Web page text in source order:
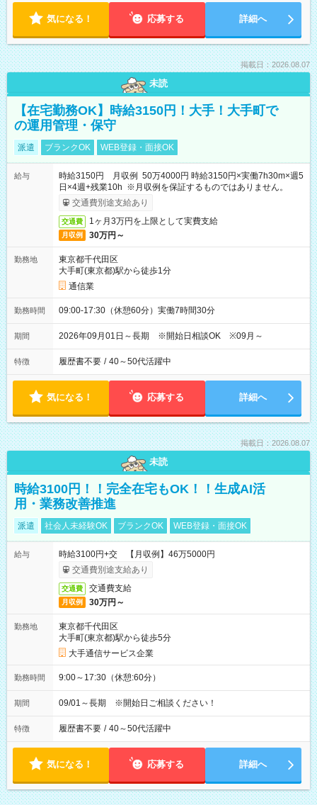
気になる！ 応募する 詳細へ
掲載日：2026.08.07
未読
【在宅勤務OK】時給3150円！大手！大手町で
の運用管理・保守
派遣 ブランクOK WEB登録・面接OK
給与
時給3150円 月収例 50万4000円 時給3150円×実働7h30m×週5
日×4週+残業10h ※月収例を保証するものではありません。
交通費別途支給あり
交通費 1ヶ月3万円を上限として実費支給
月収例 30万円～
勤務地
東京都千代田区
大手町(東京都)駅から徒歩1分
通信業
勤務時間 09:00-17:30（休憩60分）実働7時間30分
期間 2026年09月01日～長期 ※開始日相談OK ※09月～
特徴 履歴書不要 / 40～50代活躍中
気になる！ 応募する 詳細へ
掲載日：2026.08.07
未読
時給3100円！！完全在宅もOK！！生成AI活
用・業務改善推進
派遣 社会人未経験OK ブランクOK WEB登録・面接OK
給与
時給3100円+交 【月収例】46万5000円
交通費別途支給あり
交通費 交通費支給
月収例 30万円～
勤務地
東京都千代田区
大手町(東京都)駅から徒歩5分
大手通信サービス企業
勤務時間 9:00～17:30（休憩:60分）
期間 09/01～長期 ※開始日ご相談ください！
特徴 履歴書不要 / 40～50代活躍中
気になる！ 応募する 詳細へ